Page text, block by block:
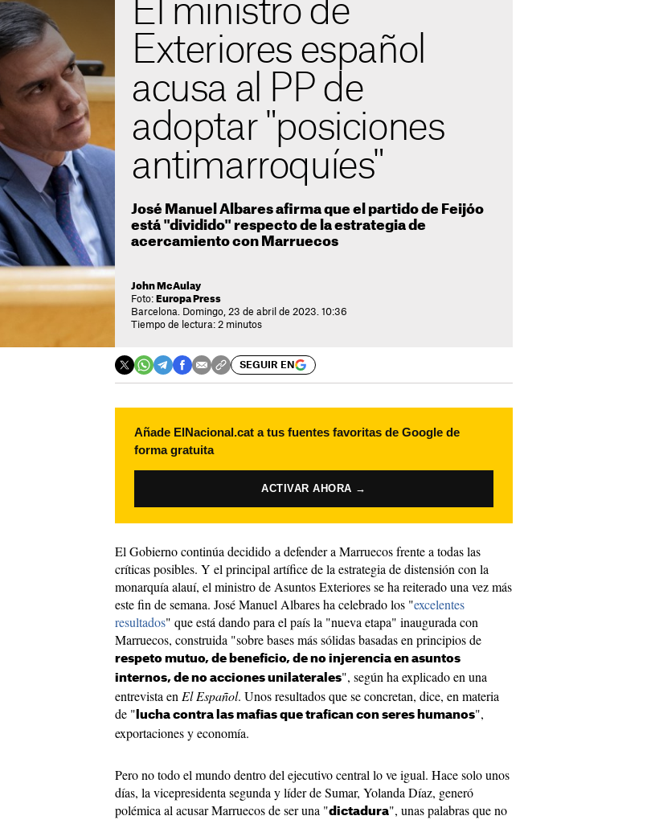
El ministro de
Exteriores español
acusa al PP de
adoptar "posiciones
antimarroquíes"
José Manuel Albares afirma que el partido de Feijóo
está "dividido" respecto de la estrategia de
acercamiento con Marruecos
John McAulay
Foto: Europa Press
Barcelona. Domingo, 23 de abril de 2023. 10:36
Tiempo de lectura: 2 minutos
SEGUIR EN
Añade ElNacional.cat a tus fuentes favoritas de Google de
forma gratuita
ACTIVAR AHORA →
El Gobierno continúa decidido a defender a Marruecos frente a todas las
críticas posibles. Y el principal artífice de la estrategia de distensión con la
monarquía alauí, el ministro de Asuntos Exteriores se ha reiterado una vez más
este fin de semana. José Manuel Albares ha celebrado los "excelentes
resultados" que está dando para el país la "nueva etapa" inaugurada con
Marruecos, construida "sobre bases más sólidas basadas en principios de
respeto mutuo, de beneficio, de no injerencia en asuntos
internos, de no acciones unilaterales", según ha explicado en una
entrevista en El Español. Unos resultados que se concretan, dice, en materia
de " lucha contra las mafias que trafican con seres humanos",
exportaciones y economía.
Pero no todo el mundo dentro del ejecutivo central lo ve igual. Hace solo unos
días, la vicepresidenta segunda y líder de Sumar, Yolanda Díaz, generó
polémica al acusar Marruecos de ser una "dictadura", unas palabras que no